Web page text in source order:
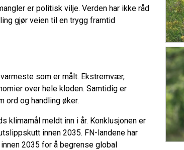
er politisk vilje. Verden har ikke råd
gjør veien til en trygg framtid
som er målt. Ekstremvær,
over hele kloden. Samtidig er
ord og handling øker.
klimamål meldt inn i år. Konklusjonen er
innen 2035. FN-landene har
2035 for å begrense global